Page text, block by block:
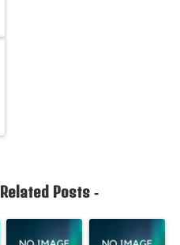
Related Posts-